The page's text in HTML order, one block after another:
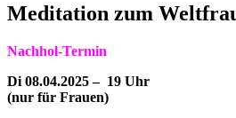
Meditation zum
Nachhol-Termin
Di 08.04.2025 – 19 Uhr
(nur für Frauen)